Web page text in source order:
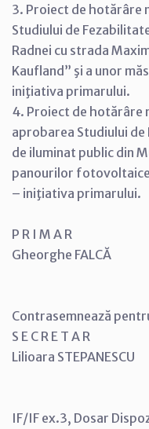
3. Proiect de hotărâre
Studiului de
Radnei cu strada
Kaufland” şi a unor
iniţiativa primarului.
4. Proiect de hotărâre
aprobarea Studiului
de iluminat public din
panourilor
– iniţiativa primarului.
P R I M A R
Gheorghe FALCĂ
Contrasemnează
S E C R E T A R
Lilioara STEPANESCU
IF/IF ex.3, Dosar